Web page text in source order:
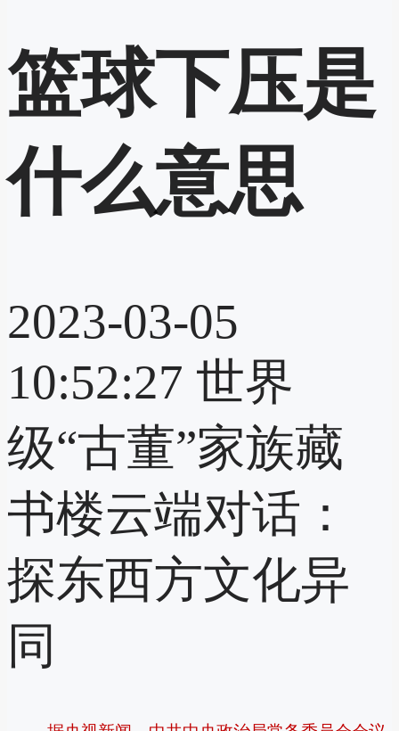
篮球下压是
什么意思
2023-03-05
10:52:27 世界
级“古董”家族藏
书楼云端对话：
探东西方文化异
同